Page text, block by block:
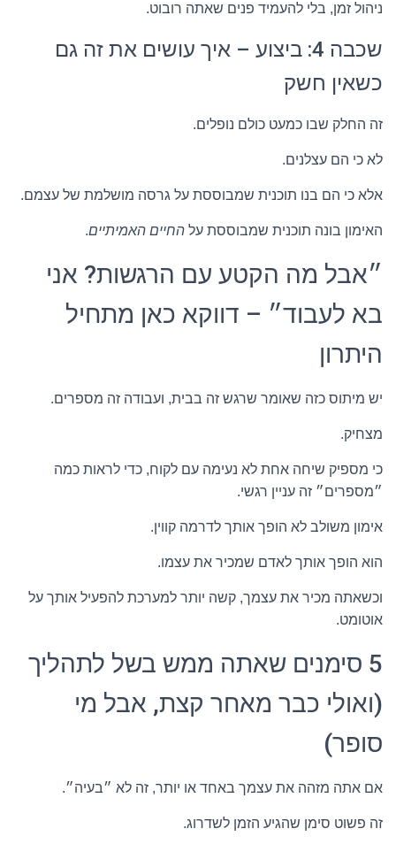
ניהול זמן, בלי להעמיד פנים שאתה רובוט.
שכבה 4: ביצוע – איך עושים את זה גם
כשאין חשק
זה החלק שבו כמעט כולם נופלים.
לא כי הם עצלנים.
אלא כי הם בנו תוכנית שמבוססת על גרסה מושלמת של עצמם.
האימון בונה תוכנית שמבוססת על החיים האמיתיים.
״אבל מה הקטע עם הרגשות? אני
בא לעבוד״ – דווקא כאן מתחיל
היתרון
יש מיתוס כזה שאומר שרגש זה בבית, ועבודה זה מספרים.
מצחיק.
כי מספיק שיחה אחת לא נעימה עם לקוח, כדי לראות כמה
״מספרים״ זה עניין רגשי.
אימון משולב לא הופך אותך לדרמה קווין.
הוא הופך אותך לאדם שמכיר את עצמו.
וכשאתה מכיר את עצמך, קשה יותר למערכת להפעיל אותך על
אוטומט.
5 סימנים שאתה ממש בשל לתהליך
(ואולי כבר מאחר קצת, אבל מי
סופר)
אם אתה מזהה את עצמך באחד או יותר, זה לא ״בעיה״.
זה פשוט סימן שהגיע הזמן לשדרוג.